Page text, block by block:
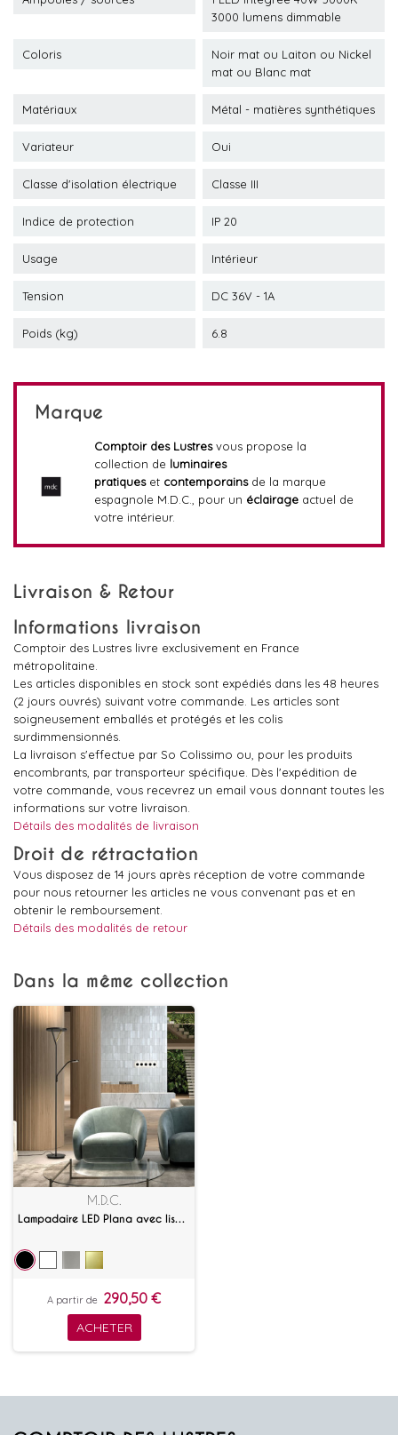
3000 lumens dimmable
Coloris
Noir mat ou Laiton ou Nickel
mat ou Blanc mat
Matériaux Métal - matières synthétiques
Variateur Oui
Classe d'isolation électrique Classe III
Indice de protection IP 20
Usage Intérieur
Tension DC 36V - 1A
Poids (kg) 6.8
Marque
Comptoir des Lustresvous propose la
collection de luminaires
pratiques etcontemporains de la marque
espagnole M.D.C., pour un éclairage actuel de
votre intérieur.
Livraison & Retour
Informations livraison
Comptoir des Lustres livre exclusivement en France
métropolitaine.
Les articles disponibles en stock sont expédiés dans les 48 heures
(2 jours ouvrés) suivant votre commande. Les articles sont
soigneusement emballés et protégés et les colis
surdimmensionnés.
La livraison s'effectue par So Colissimo ou, pour les produits
encombrants, par transporteur spécifique. Dès l'expédition de
votre commande, vous recevrez un email vous donnant toutes les
informations sur votre livraison.
Détails des modalités de livraison
Droit de rétractation
Vous disposez de 14 jours après réception de votre commande
pour nous retourner les articles ne vous convenant pas et en
obtenir le remboursement.
Détails des modalités de retour
Dans la même collection
M.D.C.
Lampadaire LED Plana avec liseuse
A partir de 290,50 €
ACHETER